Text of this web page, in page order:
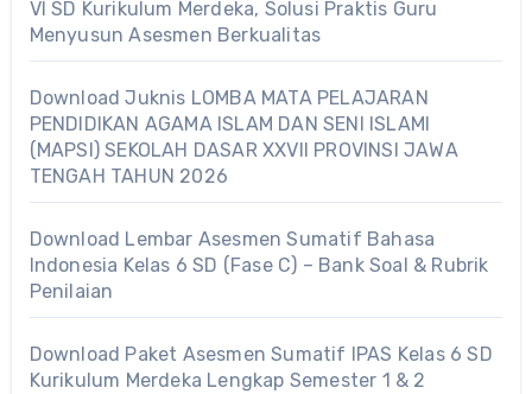
VI SD Kurikulum Merdeka, Solusi Praktis Guru
Menyusun Asesmen Berkualitas
Download Juknis LOMBA MATA PELAJARAN
PENDIDIKAN AGAMA ISLAM DAN SENI ISLAMI
(MAPSI) SEKOLAH DASAR XXVII PROVINSI JAWA
TENGAH TAHUN 2026
Download Lembar Asesmen Sumatif Bahasa
Indonesia Kelas 6 SD (Fase C) – Bank Soal & Rubrik
Penilaian
Download Paket Asesmen Sumatif IPAS Kelas 6 SD
Kurikulum Merdeka Lengkap Semester 1 & 2